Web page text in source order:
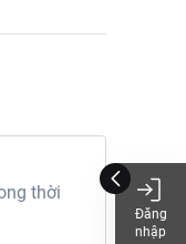
thời
Đăng
nhập